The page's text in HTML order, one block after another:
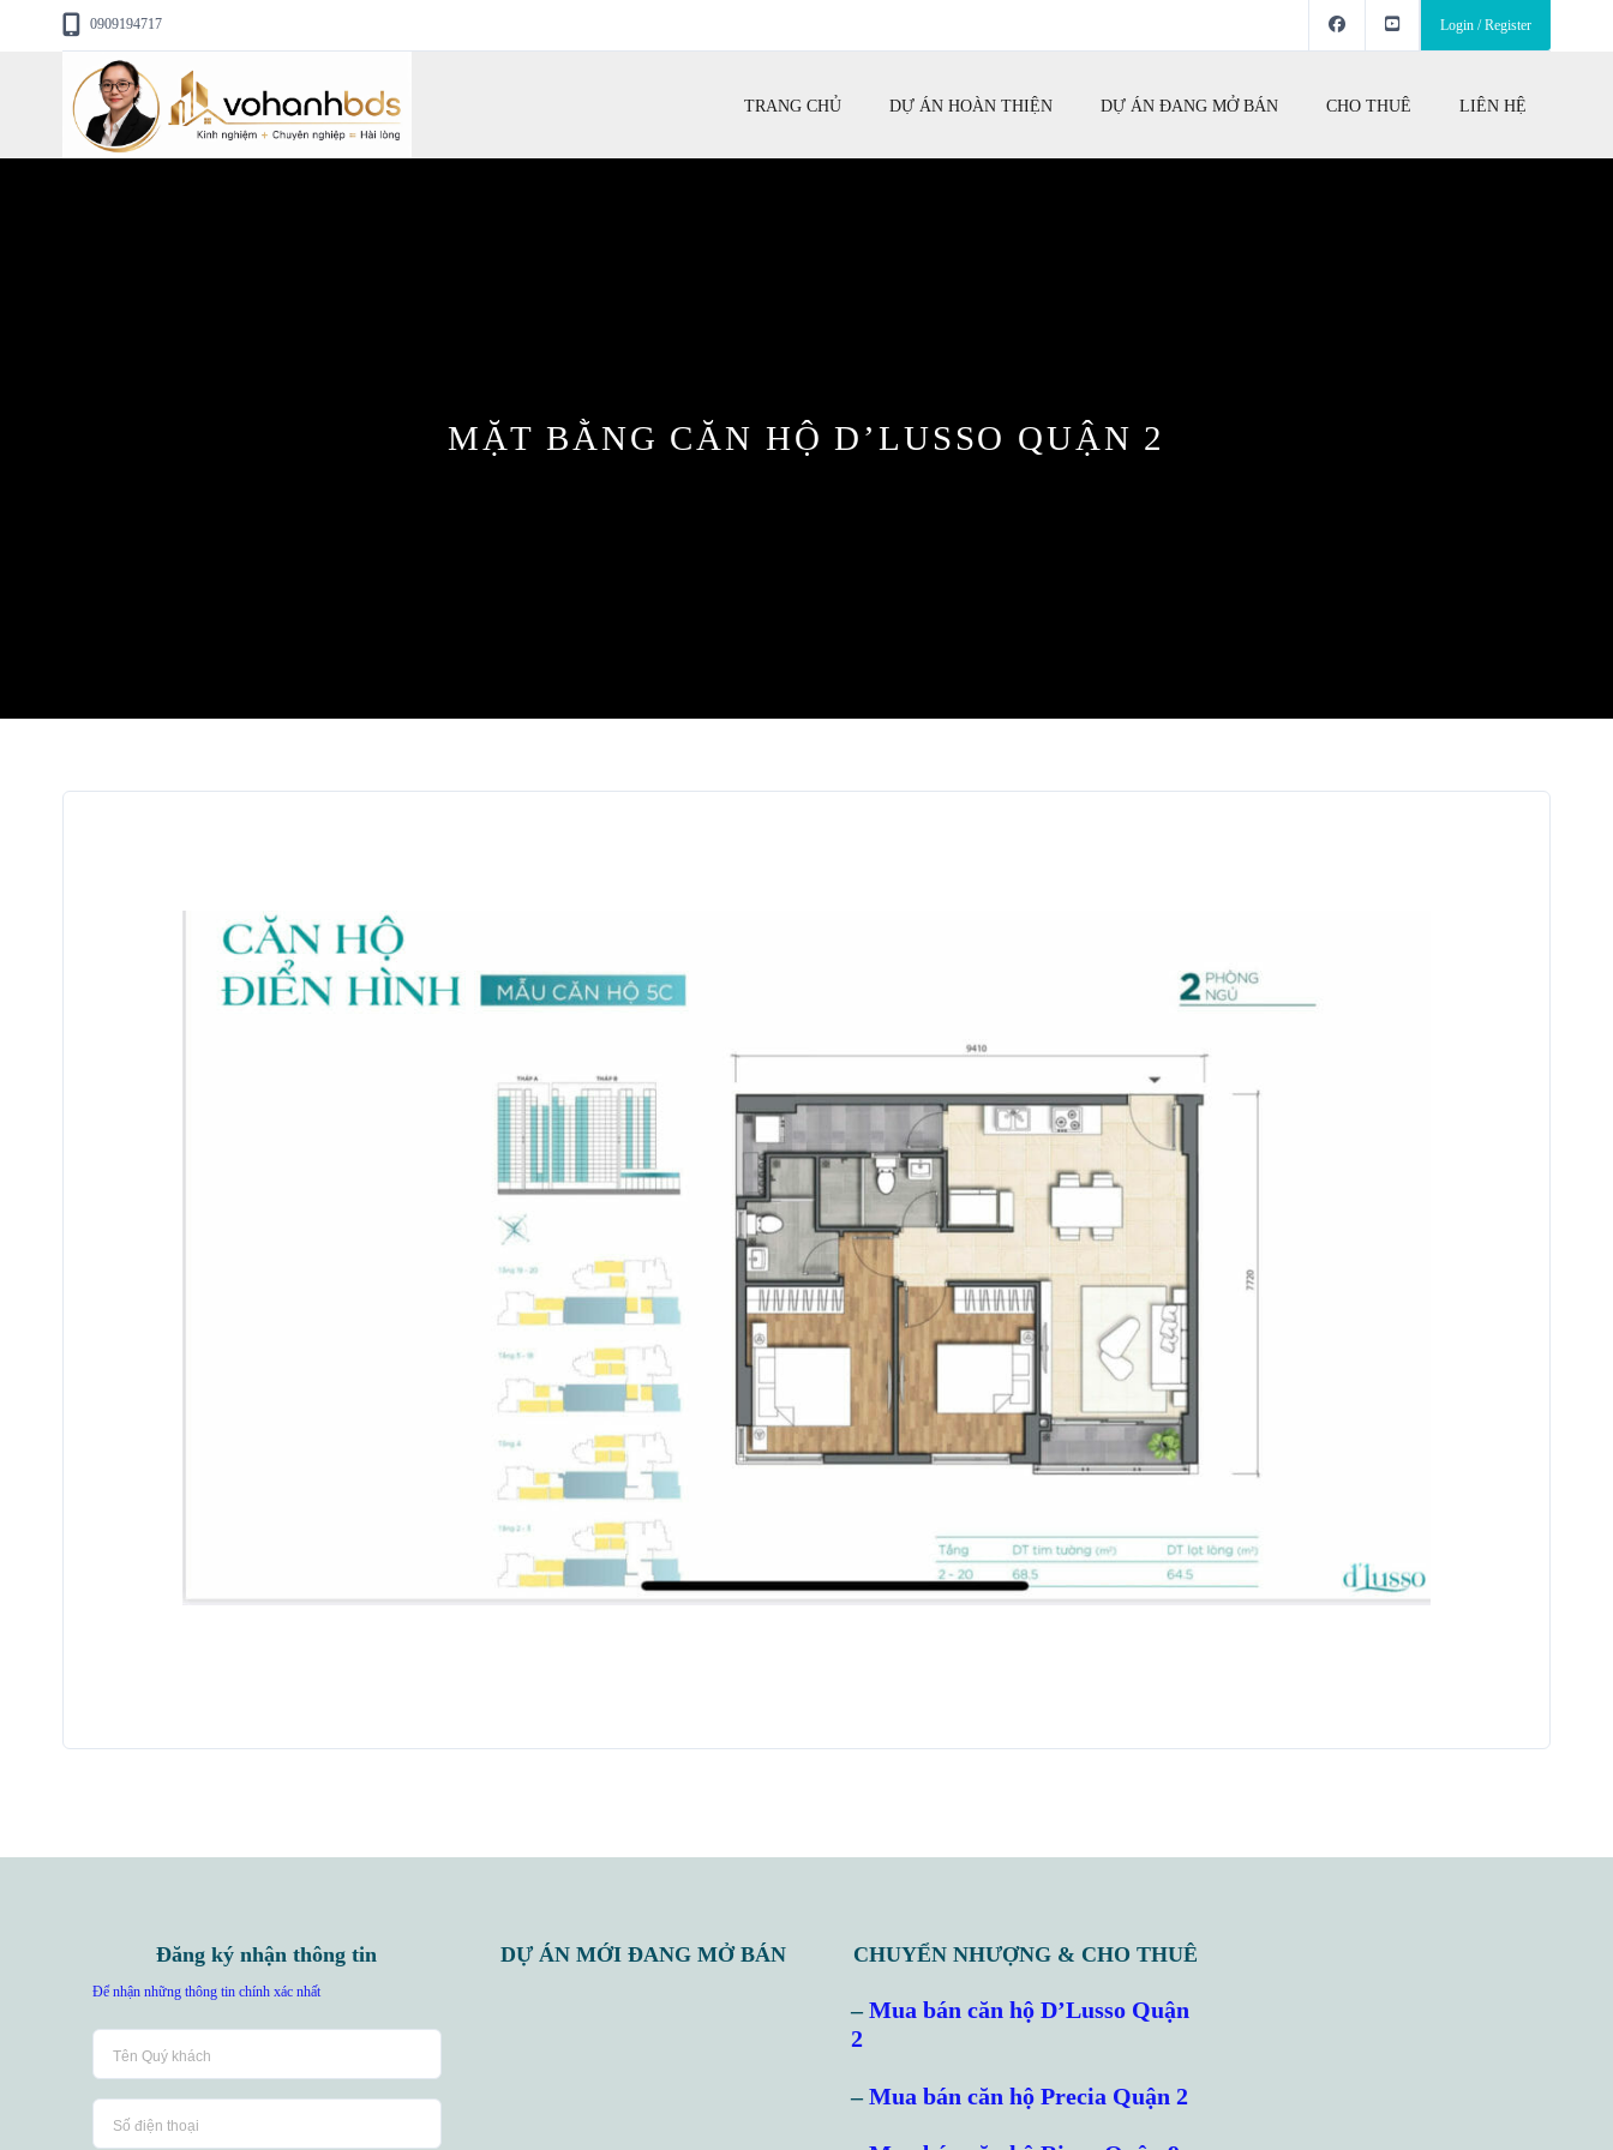
0909194717 Login / Register
TRANG CHỦ DỰ ÁN HOÀN THIỆN DỰ ÁN ĐANG MỞ BÁN CHO THUÊ LIÊN HỆ
MẶT BẰNG CĂN HỘ D’LUSSO QUẬN 2
Đăng ký nhận thông tin
Để nhận những thông tin chính xác nhất
DỰ ÁN MỚI ĐANG MỞ BÁN CHUYỂN NHƯỢNG & CHO THUÊ
–Mua bán căn hộ D’Lusso Quận
2
–Mua bán căn hộ Precia Quận 2